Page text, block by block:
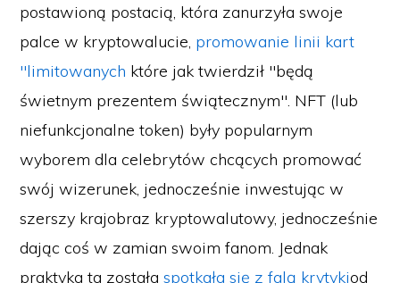
postawioną postacią, która zanurzyła swoje
palce w kryptowalucie, promowanie linii kart
"limitowanych które jak twierdził "będą
świetnym prezentem świątecznym". NFT (lub
niefunkcjonalne token) były popularnym
wyborem dla celebrytów chcących promować
swój wizerunek, jednocześnie inwestując w
szerszy krajobraz kryptowalutowy, jednocześnie
dając coś w zamian swoim fanom. Jednak
praktyka ta zostałaspotkała się z falą krytykiod